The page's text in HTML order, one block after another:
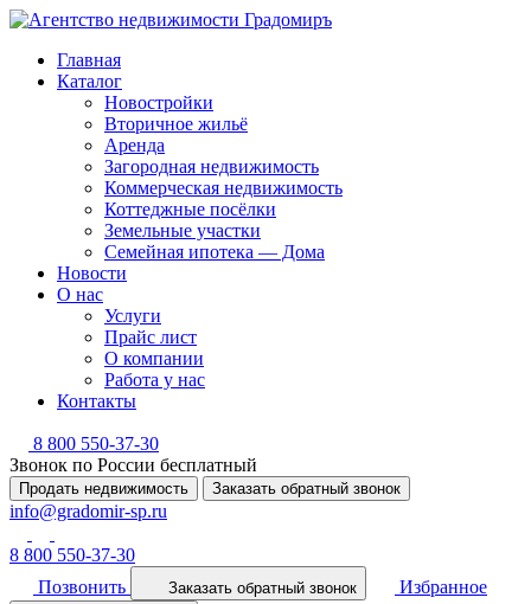
Главная
Каталог
Новостройки
Вторичное жильё
Аренда
Загородная недвижимость
Коммерческая недвижимость
Коттеджные посёлки
Земельные участки
Семейная ипотека — Дома
Новости
О нас
Услуги
Прайс лист
О компании
Работа у нас
Контакты
8 800 550-37-30
Звонок по России бесплатный
Продать недвижимость Заказать обратный звонок
info@gradomir-sp.ru
8 800 550-37-30
Позвонить
Заказать обратный звонок Избранное